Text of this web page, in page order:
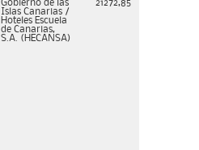
Gobierno de las
Islas Canarias /
Hoteles Escuela
de Canarias,
S.A. (HECANSA)
21272,85